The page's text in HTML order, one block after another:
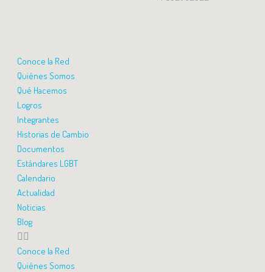
Conoce la Red
Quiénes Somos
Qué Hacemos
Logros
Integrantes
Historias de Cambio
Documentos
Estándares LGBT
Calendario
Actualidad
Noticias
Blog
Conoce la Red
Quiénes Somos